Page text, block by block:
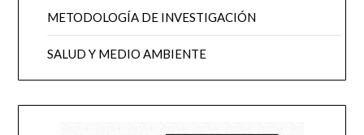
METODOLOGÍA DE INVESTIGACIÓN
SALUD Y MEDIO AMBIENTE